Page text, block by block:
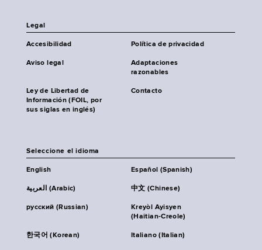
Legal
Accesibilidad Política de privacidad
Aviso legal
Adaptaciones
razonables
Ley de Libertad de
Información (FOIL, por
sus siglas en inglés)
Contacto
Seleccione el idioma
English Español (Spanish)
العربية (Arabic) 中文 (Chinese)
русский (Russian)
Kreyòl Ayisyen
(Haitian-Creole)
한국어 (Korean) Italiano (Italian)